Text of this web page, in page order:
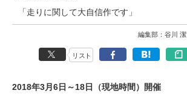
「走りに関して大自信作です」
編集部：谷川 潔
リスト
2018年3月6日～18日（現地時間）開催